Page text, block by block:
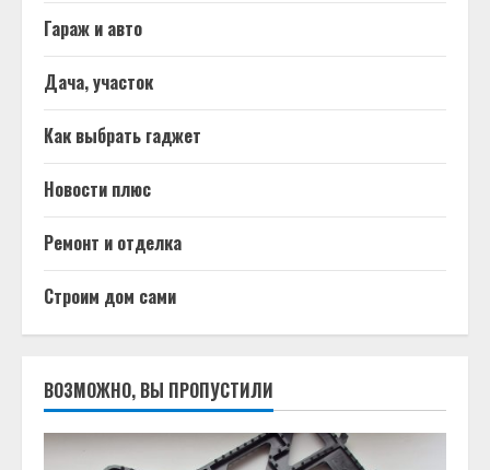
Гараж и авто
Дача, участок
Как выбрать гаджет
Новости плюс
Ремонт и отделка
Строим дом сами
ВОЗМОЖНО, ВЫ ПРОПУСТИЛИ